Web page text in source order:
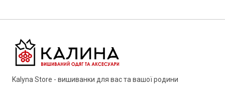
Kalyna Store - вишиванки для вас та вашої родини